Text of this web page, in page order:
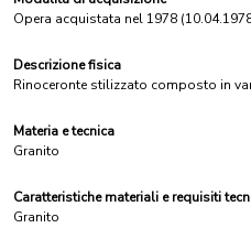
Opera acquistata nel 1978
Descrizione fisica
Rinoceronte stilizzato composto in
Materia e tecnica
Granito
Caratteristiche materiali e requisiti
Granito